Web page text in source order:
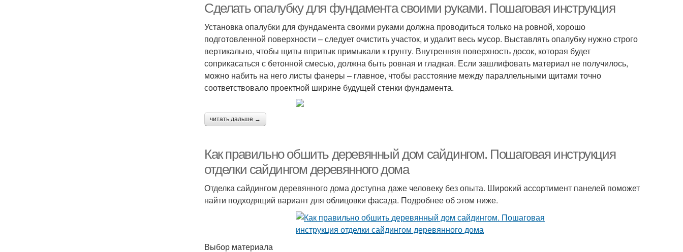
Сделать опалубку для фундамента своими руками. Пошаговая инструкция
Установка опалубки для фундамента своими руками должна проводиться только на ровной, хорошо
подготовленной поверхности – следует очистить участок, и удалит весь мусор. Выставлять опалубку нужно строго
вертикально, чтобы щиты впритык примыкали к грунту. Внутренняя поверхность досок, которая будет
соприкасаться с бетонной смесью, должна быть ровная и гладкая. Если зашлифовать материал не получилось,
можно набить на него листы фанеры – главное, чтобы расстояние между параллельными щитами точно
соответствовало проектной ширине будущей стенки фундамента.
читать дальше →
Как правильно обшить деревянный дом сайдингом. Пошаговая инструкция
отделки сайдингом деревянного дома
Отделка сайдингом деревянного дома доступна даже человеку без опыта. Широкий ассортимент панелей поможет
найти подходящий вариант для облицовки фасада. Подробнее об этом ниже.
Выбор материала